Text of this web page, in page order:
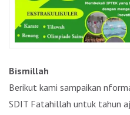
Bismillah
Berikut kami sampaikan
SDIT Fatahillah untuk tahun